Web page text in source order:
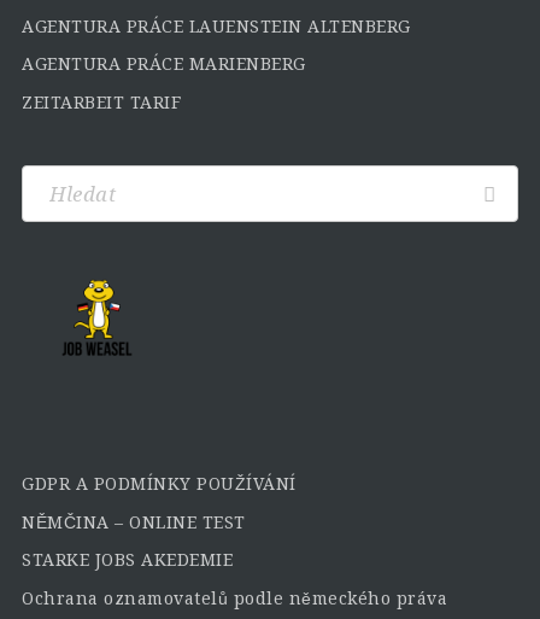
AGENTURA PRÁCE LAUENSTEIN ALTENBERG
AGENTURA PRÁCE MARIENBERG
ZEITARBEIT TARIF
GDPR A PODMÍNKY POUŽÍVÁNÍ
NĚMČINA – ONLINE TEST
STARKE JOBS AKEDEMIE
Ochrana oznamovatelů podle německého práva